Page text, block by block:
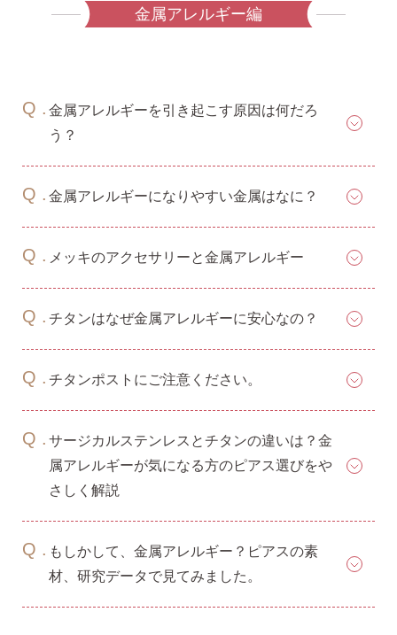
#新商品 #大粒ピアス
スタッドピアス
揺れるスタッドピアス
揺れるフックピアス
金属アレルギー編
金属アレルギーを引き起こす原因は何だろ
う？
金属アレルギーになりやすい金属はなに？
メッキのアクセサリーと金属アレルギー
チタンはなぜ金属アレルギーに安心なの？
チタンポストにご注意ください。
サージカルステンレスとチタンの違いは？金
属アレルギーが気になる方のピアス選びをや
さしく解説
もしかして、金属アレルギー？ピアスの素
材、研究データで見てみました。